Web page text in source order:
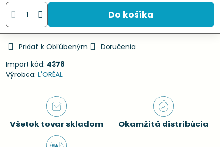
Do košíka
Pridať k Obľúbeným
Doručenia
Import kód: 4378
Výrobca: L'ORÉAL
Všetok tovar skladom Okamžitá distribúcia